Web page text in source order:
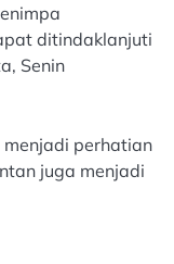
ditindaklanjuti
Senin
menjadi perhatian
juga menjadi